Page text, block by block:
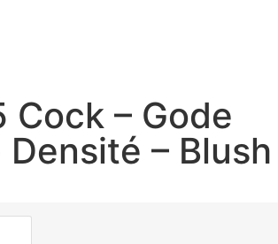
Cock – Gode
Densité – Blush